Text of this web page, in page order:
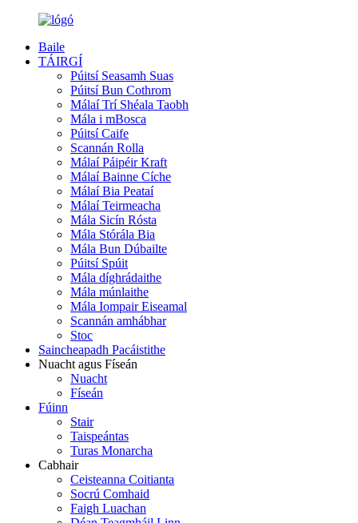
Baile
TÁIRGÍ
Púitsí Seasamh Suas
Púitsí Bun Cothrom
Málaí Trí Shéala Taobh
Mála i mBosca
Púitsí Caife
Scannán Rolla
Málaí Páipéir Kraft
Málaí Bainne Cíche
Málaí Bia Peataí
Málaí Teirmeacha
Mála Sicín Rósta
Mála Stórála Bia
Mála Bun Dúbailte
Púitsí Spúit
Mála díghrádaithe
Mála múnlaithe
Mála Iompair Eiseamal
Scannán amhábhar
Stoc
Saincheapadh Pacáistithe
Nuacht agus Físeán
Nuacht
Físeán
Fúinn
Stair
Taispeántas
Turas Monarcha
Cabhair
Ceisteanna Coitianta
Socrú Comhaid
Faigh Luachan